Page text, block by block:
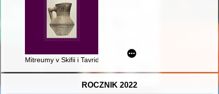
Mitreumy v Skifii i Tavride
ROCZNIK 2022